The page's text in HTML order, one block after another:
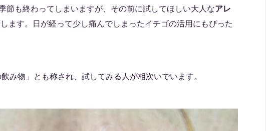
節も終わってしまいますが、その前に試してほしい大人なアレ
ます。日が経って少し痛んでしまったイチゴの活用にもぴった
み物」とも称され、試してみる人が相次いでいます。